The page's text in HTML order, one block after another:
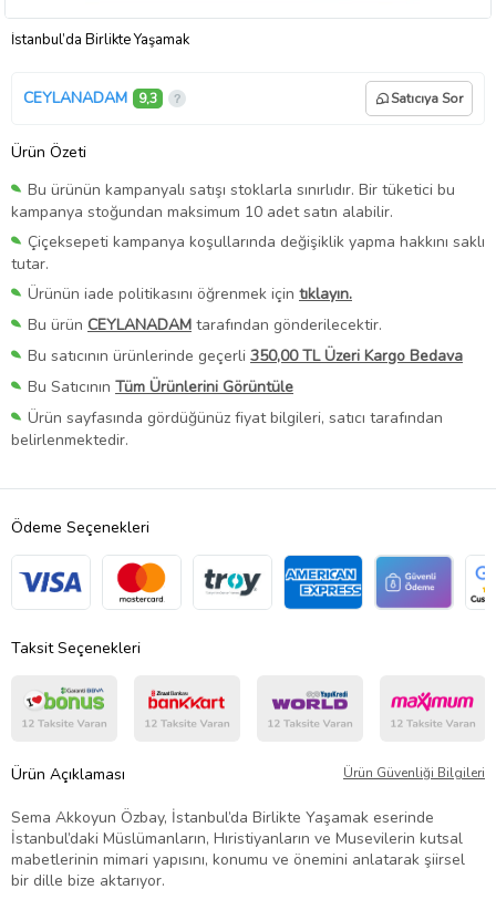
İstanbul’da Birlikte Yaşamak
CEYLANADAM 9,3 Satıcıya Sor
Ürün Özeti
Bu ürünün kampanyalı satışı stoklarla sınırlıdır. Bir tüketici bu
kampanya stoğundan maksimum 10 adet satın alabilir.
Çiçeksepeti kampanya koşullarında değişiklik yapma hakkını saklı
tutar.
Ürünün iade politikasını öğrenmek için tıklayın.
Bu ürün CEYLANADAM tarafından gönderilecektir.
Bu satıcının ürünlerinde geçerli 350,00 TL Üzeri Kargo Bedava
Bu Satıcının Tüm Ürünlerini Görüntüle
Ürün sayfasında gördüğünüz fiyat bilgileri, satıcı tarafından
belirlenmektedir.
Ödeme Seçenekleri
Taksit Seçenekleri
Ürün Açıklaması Ürün Güvenliği Bilgileri
Sema Akkoyun Özbay, İstanbul’da Birlikte Yaşamak eserinde
İstanbul’daki Müslümanların, Hıristiyanların ve Musevilerin kutsal
mabetlerinin mimari yapısını, konumu ve önemini anlatarak şiirsel
bir dille bize aktarıyor.